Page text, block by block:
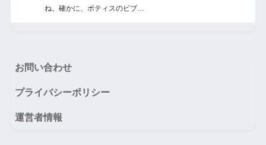
ね。確かに、ボティスのビブ…
お問い合わせ
プライバシーポリシー
運営者情報